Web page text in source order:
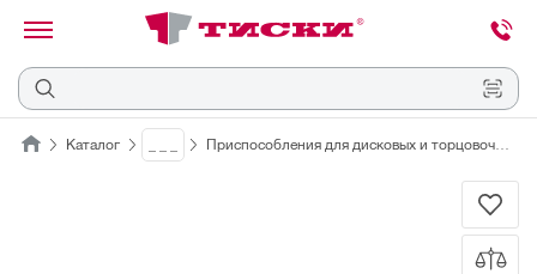
Отмена
Каталог Приспособления для дисковых и торцовочных пил